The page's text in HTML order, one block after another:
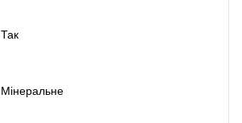
Так
Мінеральне